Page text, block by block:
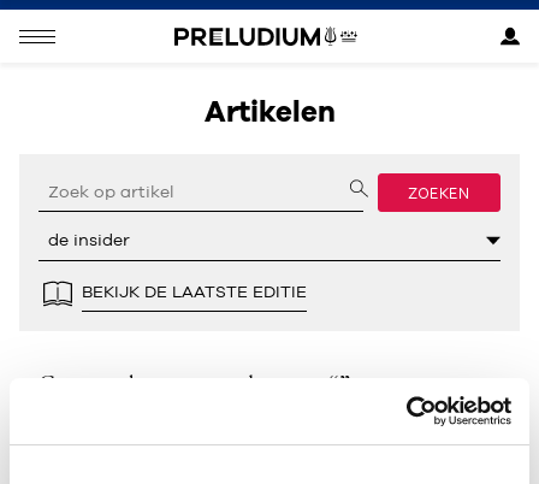
Artikelen
ZOEKEN
BEKIJK DE LAATSTE EDITIE
Geen resultaten gevonden voor “”.